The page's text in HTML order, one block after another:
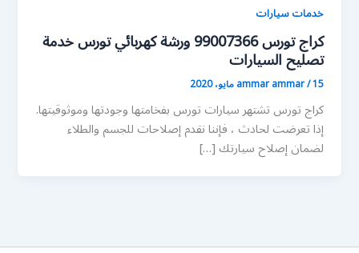
خدمات سيارات
كراج تورس 99007366 ورشة كهربائي تورس خدمة
تصليح السيارات
ammar ammar/15 مايو، 2020
كراج تورس تشتهر سيارات تورس بفخامتها وجودتها وموثوقيتها.
إذا تعرضت لحادث ، فإننا نقدم إصلاحات للجسم والطلاء
لضمان إصلاح سيارتك […]